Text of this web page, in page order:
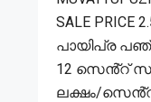
SALE PRICE
പായിപ്ര
12 സെൻ്റ്
ലക്ഷം/